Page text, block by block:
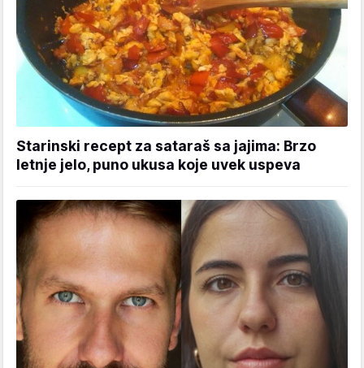
Starinski recept za sataraš sa jajima: Brzo
letnje jelo, puno ukusa koje uvek uspeva